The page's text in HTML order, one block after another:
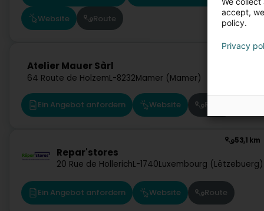
Website Route
50,6 km
Atelier Mauer Sàrl
64 Route de HolzemL-8232Mamer (Mamer)
Ein Angebot anfordern Website Route
53,1 km
Repar'stores
20 Rue de HollerichL-1740Luxembourg (Lëtzebuerg)
Ein Angebot anfordern Website Route
accept,
policy.
Privacy